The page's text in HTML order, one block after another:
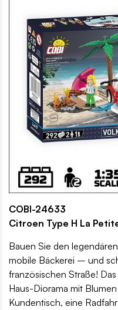
COBI-24633
Citroen Type H La
Bauen Sie den
mobile Bäckerei – und
französischen Straße!
Haus-Diorama mit
Kundentisch, eine